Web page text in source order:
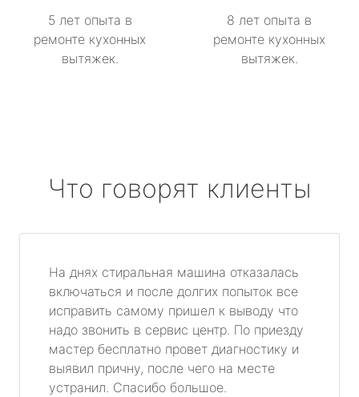
5 лет опыта в
ремонте кухонных
вытяжек.
8 лет опыта в
ремонте кухонных
вытяжек.
Что говорят клиенты
На днях стиральная машина отказалась
включаться и после долгих попыток все
исправить самому пришел к выводу что
надо звонить в сервис центр. По приезду
мастер бесплатно провет диагностику и
выявил причну, после чего на месте
устранил. Спасибо большое.